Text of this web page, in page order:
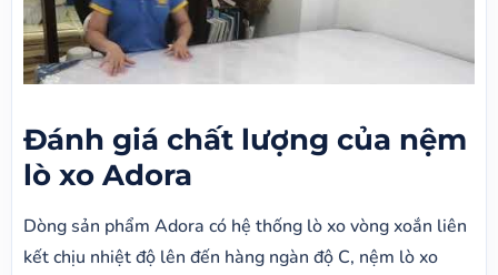
Đánh giá chất lượng của nệm
lò xo Adora
Dòng sản phẩm Adora có hệ thống lò xo vòng xoắn liên
kết chịu nhiệt độ lên đến hàng ngàn độ C, nệm lò xo